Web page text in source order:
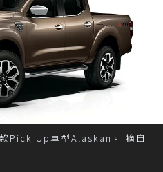
Pick Up車型Alaskan。 摘自